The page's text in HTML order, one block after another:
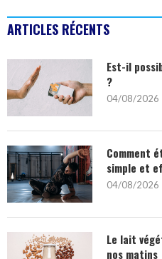
ARTICLES RÉCENTS
Est-il
?
04/08/2026
Comment
simple et
04/08/2026
Le lait
nos matins